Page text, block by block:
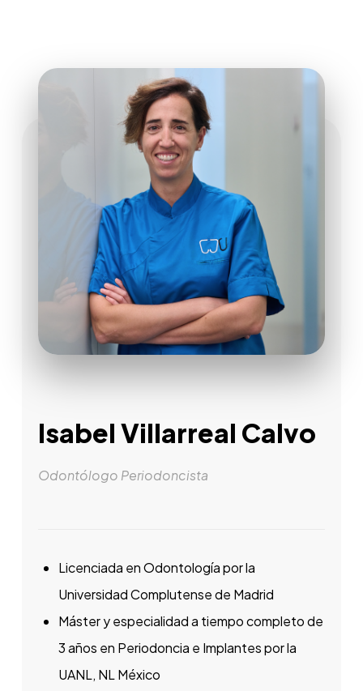
Isabel Villarreal Calvo
Odontólogo Periodoncista
Licenciada en Odontología por la
Universidad Complutense de Madrid
Máster y especialidad a tiempo completo de
3 años en Periodoncia e Implantes por la
UANL, NL México